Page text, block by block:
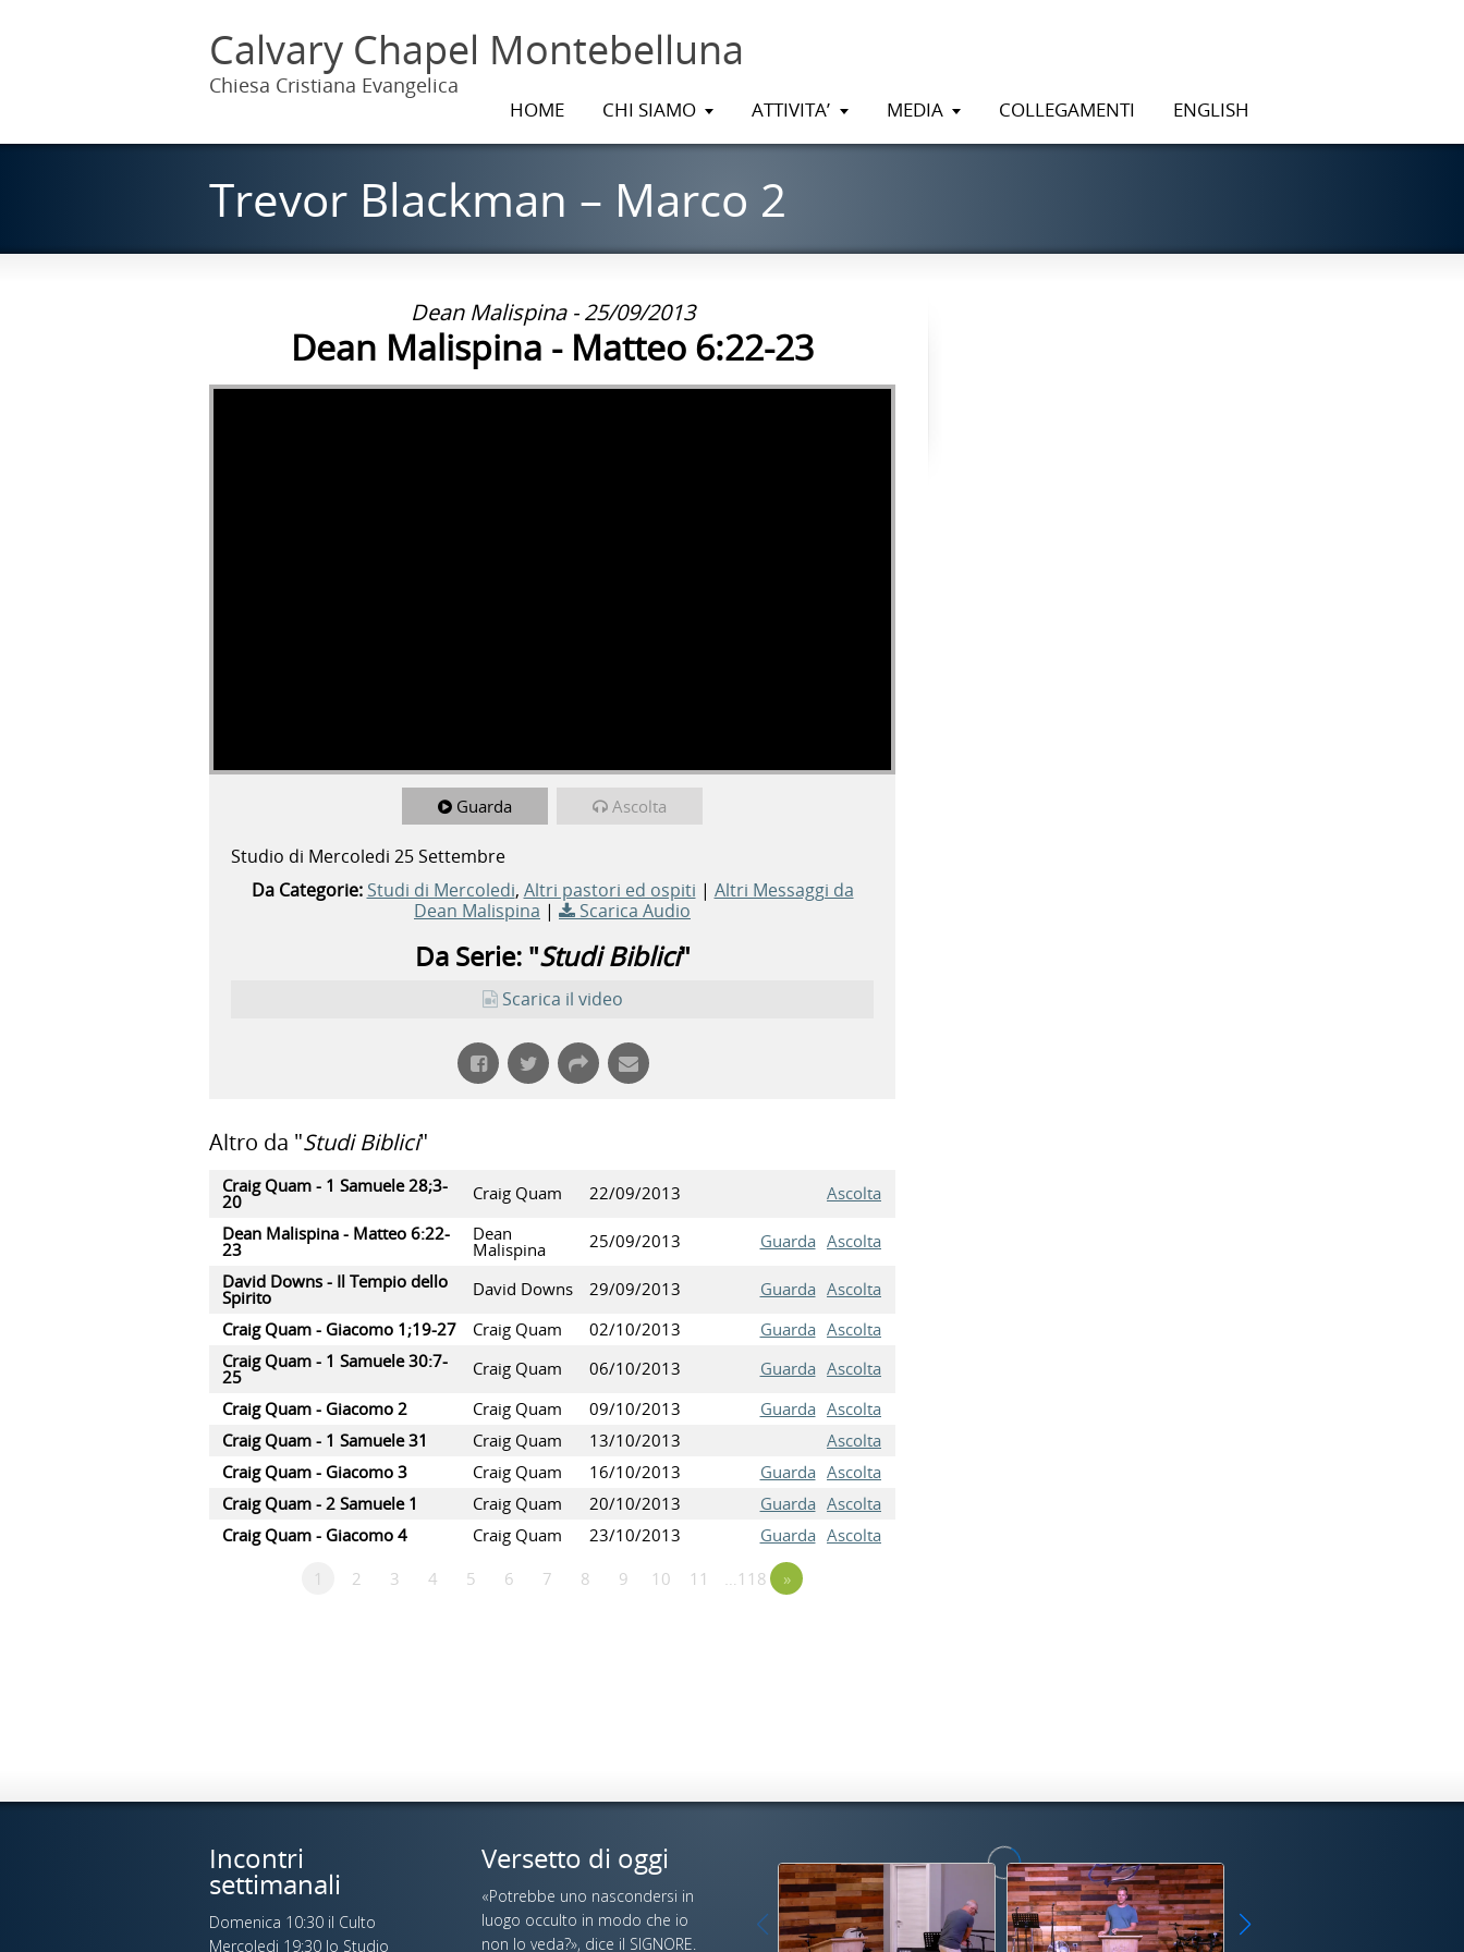
Calvary Chapel Montebelluna
Chiesa Cristiana Evangelica
HOME CHI SIAMO ATTIVITA’ MEDIA COLLEGAMENTI ENGLISH
Trevor Blackman – Marco 2
Dean Malispina - 25/09/2013
Dean Malispina - Matteo 6:22-23
Guarda Ascolta
Studio di Mercoledi 25 Settembre
Da Categorie: Studi di Mercoledi, Altri pastori ed ospiti | Altri Messaggi da
Dean Malispina | Scarica Audio
Da Serie: "Studi Biblici"
Scarica il video
Altro da "Studi Biblici"
Craig Quam - 1 Samuele 28;3-
20 Craig Quam 22/09/2013
Ascolta
Dean Malispina - Matteo 6:22-
23
Dean
Malispina 25/09/2013 Guarda Ascolta
David Downs - Il Tempio dello
Spirito David Downs 29/09/2013 Guarda Ascolta
Craig Quam - Giacomo 1;19-27
Craig Quam 02/10/2013 Guarda Ascolta
Craig Quam - 1 Samuele 30:7-
25 Craig Quam 06/10/2013 Guarda Ascolta
Craig Quam - Giacomo 2
Craig Quam 09/10/2013 Guarda Ascolta
Craig Quam - 1 Samuele 31
Craig Quam 13/10/2013
Ascolta
Craig Quam - Giacomo 3
Craig Quam 16/10/2013 Guarda Ascolta
Craig Quam - 2 Samuele 1
Craig Quam 20/10/2013 Guarda Ascolta
Craig Quam - Giacomo 4
Craig Quam 23/10/2013 Guarda Ascolta
1
2 3 4 5 6 7 8 9 10 11 …118 »
Incontri
settimanali
Domenica 10:30 il Culto
Mercoledi 19:30 lo Studio
Versetto di oggi
«Potrebbe uno nascondersi in
luogo occulto in modo che io
non lo veda?», dice il SIGNORE.